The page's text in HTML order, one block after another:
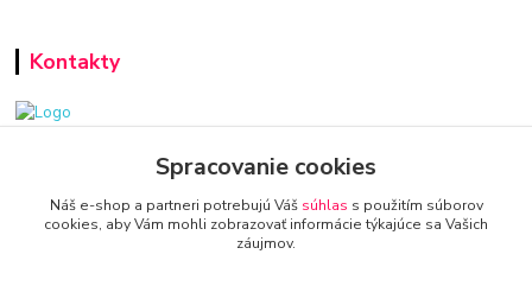
Kontakty
www.zariadenie-firmy.sk
+421 940 949 000
Spracovanie cookies
Náš e-shop a partneri potrebujú Váš súhlas s použitím súborov
cookies, aby Vám mohli zobrazovať informácie týkajúce sa Vašich
záujmov.